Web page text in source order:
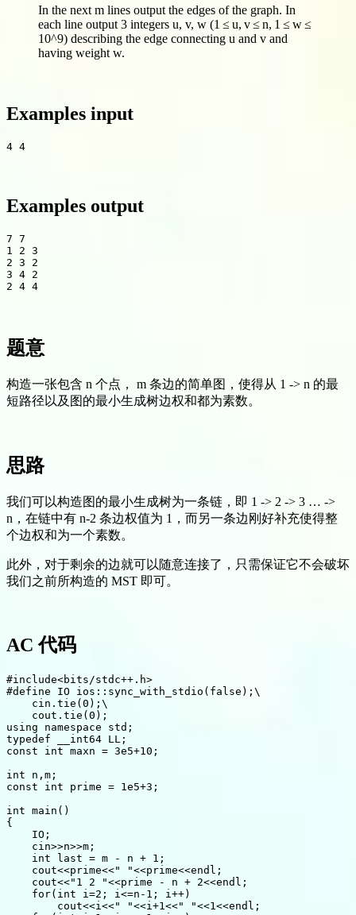
In the next m lines output the edges of the graph. In
each line output 3 integers u, v, w (1 ≤ u, v ≤ n, 1 ≤ w ≤
10^9) describing the edge connecting u and v and
having weight w.
Examples input
Examples output
7 7
1 2 3
2 3 2
3 4 2
题意
构造一张包含 n 个点， m 条边的简单图，使得从 1 -> n 的最
短路径以及图的最小生成树边权和都为素数。
思路
我们可以构造图的最小生成树为一条链，即 1 -> 2 -> 3 … ->
n，在链中有 n-2 条边权值为 1，而另一条边刚好补充使得整
个边权和为一个素数。
此外，对于剩余的边就可以随意连接了，只需保证它不会破坏
我们之前所构造的 MST 即可。
AC 代码
#include<bits/stdc++.h>
#define IO ios::sync_with_stdio(false);\
    cin.tie(0);\
    cout.tie(0);
using namespace std;
typedef __int64 LL;
const int maxn = 3e5+10;
int n,m;
const int prime = 1e5+3;
int main()
{
    IO;
    cin>>n>>m;
    int last = m - n + 1;
    cout<<prime<<" "<<prime<<endl;
    cout<<"1 2 "<<prime - n + 2<<endl;
    for(int i=2; i<=n-1; i++)
        cout<<i<<" "<<i+1<<" "<<1<<endl;